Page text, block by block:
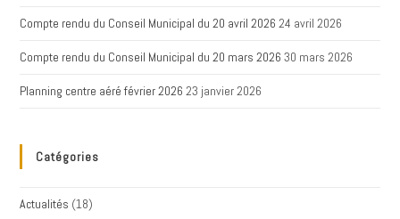
Compte rendu du Conseil Municipal du 20 avril 2026 24 avril 2026
Compte rendu du Conseil Municipal du 20 mars 2026 30 mars 2026
Planning centre aéré février 2026 23 janvier 2026
Catégories
Actualités (18)